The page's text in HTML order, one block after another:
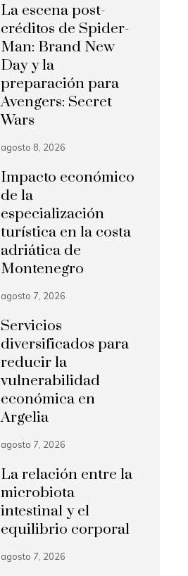
La escena post-
créditos de Spider-
Man: Brand New
Day y la
preparación para
Avengers: Secret
Wars
agosto 8, 2026
Impacto económico
de la
especialización
turística en la costa
adriática de
Montenegro
agosto 7, 2026
Servicios
diversificados para
reducir la
vulnerabilidad
económica en
Argelia
agosto 7, 2026
La relación entre la
microbiota
intestinal y el
equilibrio corporal
agosto 7, 2026